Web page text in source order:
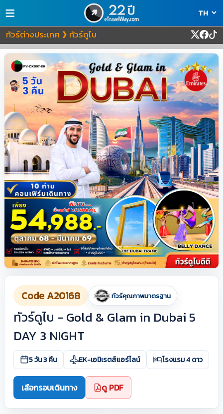
≡
ทัวร์ต่างประเทศ ❯ ทัวร์ดูไบ
Code A20168 ทัวร์คุณภาพมาตรฐาน
ทัวร์ดูไบ - Gold & Glam in Dubai 5
DAY 3 NIGHT
5 วัน 3 คืน EK-เอมิเรตส์แอร์ไลน์ โรงแรม 4 ดาว
เลือกรอบเดินทาง ดู PDF